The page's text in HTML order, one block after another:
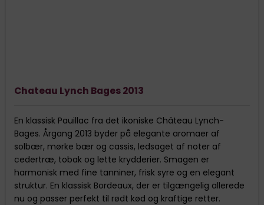
Chateau Lynch Bages 2013
En klassisk Pauillac fra det ikoniske Château Lynch-
Bages. Årgang 2013 byder på elegante aromaer af
solbær, mørke bær og cassis, ledsaget af noter af
cedertræ, tobak og lette krydderier. Smagen er
harmonisk med fine tanniner, frisk syre og en elegant
struktur. En klassisk Bordeaux, der er tilgængelig allerede
nu og passer perfekt til rødt kød og kraftige retter.